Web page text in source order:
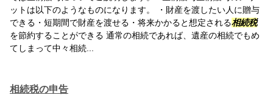
ットは以下のようなものになります。 ・財産を渡したい人に贈与
できる・短期間で財産を渡せる・将来かかると想定される相続税
を節約することができる 通常の相続であれば、遺産の相続でもめ
てしまって中々相続...
相続税の申告